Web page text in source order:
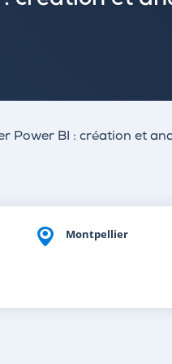
Power BI : création et
Montpellier